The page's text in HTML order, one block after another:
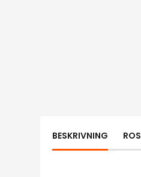
BESKRIVNING